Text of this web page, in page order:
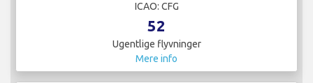
ICAO: CFG
52
Ugentlige flyvninger
Mere info